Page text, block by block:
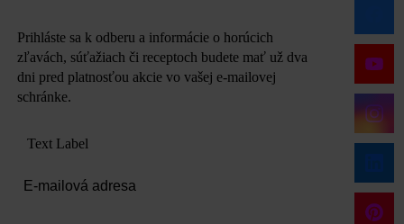
Prihláste sa k odberu a informácie o horúcich
zľavách, súťažiach či receptoch budete mať už dva
dni pred platnosťou akcie vo vašej e-mailovej
schránke.
Text Label